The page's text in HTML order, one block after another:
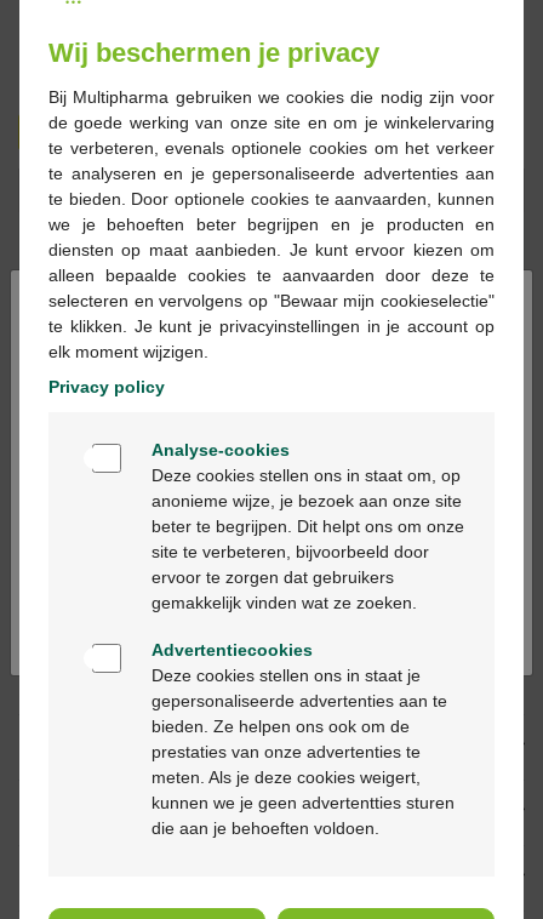
16,95 € 19,95 €
Commander Réserver
En stock en ligne
- + Ajouter au panier
Quantité max. = 12
le jour ouvrable suivant
gratuitedans votre pharmacie Multipharma
Livraison à domicilegratuite à partir de 55 €
sécurisé
Service clientèlepar chat ouformulaire de contact
Description du produit
×
Bienvenue
Ga verder in het nederlands
Continuez en français
Wij beschermen je privacy
Bij Multipharma gebruiken we cookies die nodig zijn voor
de goede werking van onze site en om je winkelervaring
te verbeteren, evenals optionele cookies om het verkeer
te analyseren en je gepersonaliseerde advertenties aan
te bieden. Door optionele cookies te aanvaarden, kunnen
we je behoeften beter begrijpen en je producten en
diensten op maat aanbieden. Je kunt ervoor kiezen om
alleen bepaalde cookies te aanvaarden door deze te
selecteren en vervolgens op "Bewaar mijn cookieselectie"
te klikken. Je kunt je privacyinstellingen in je account op
elk moment wijzigen.
Privacy policy
Analyse-cookies
Deze cookies stellen ons in staat om, op
anonieme wijze, je bezoek aan onze site
beter te begrijpen. Dit helpt ons om onze
site te verbeteren, bijvoorbeeld door
ervoor te zorgen dat gebruikers
gemakkelijk vinden wat ze zoeken.
Advertentiecookies
Deze cookies stellen ons in staat je
gepersonaliseerde advertenties aan te
bieden. Ze helpen ons ook om de
prestaties van onze advertenties te
meten. Als je deze cookies weigert,
kunnen we je geen advertentties sturen
die aan je behoeften voldoen.